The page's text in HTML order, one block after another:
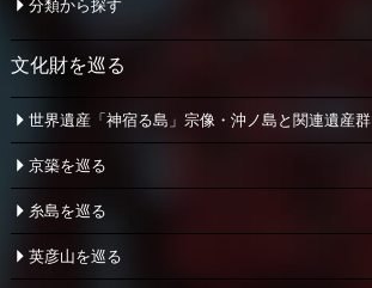
分類から探す
文化財を巡る
世界遺産「神宿る島」宗像・ 沖ノ島と関連遺産群
京築を巡る
糸島を巡る
英彦山を巡る